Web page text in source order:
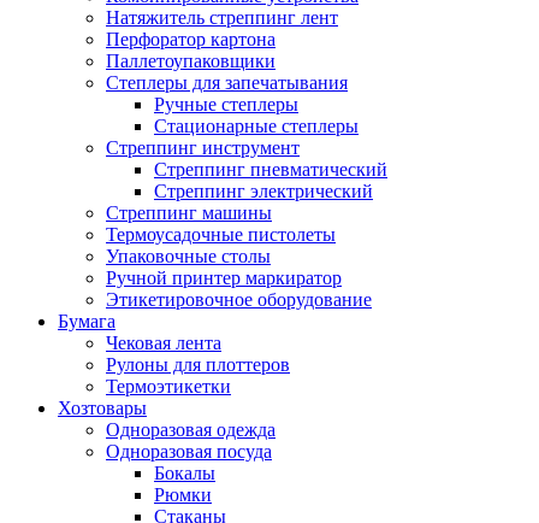
Натяжитель стреппинг лент
Перфоратор картона
Паллетоупаковщики
Степлеры для запечатывания
Ручные степлеры
Стационарные степлеры
Стреппинг инструмент
Стреппинг пневматический
Стреппинг электрический
Стреппинг машины
Термоусадочные пистолеты
Упаковочные столы
Ручной принтер маркиратор
Этикетировочное оборудование
Бумага
Чековая лента
Рулоны для плоттеров
Термоэтикетки
Хозтовары
Одноразовая одежда
Одноразовая посуда
Бокалы
Рюмки
Стаканы